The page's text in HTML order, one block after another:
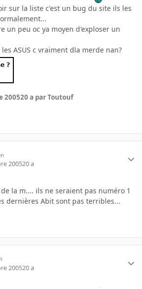
sur la liste c'est un bug du site ils les
un peu oc ya moyen d'exploser un
ASUS c vraiment dla merde nan?
200520 a par Toutouf
200520 a
la m.... ils ne seraient pas numéro 1
dernières Abit sont pas terribles...
200520 a